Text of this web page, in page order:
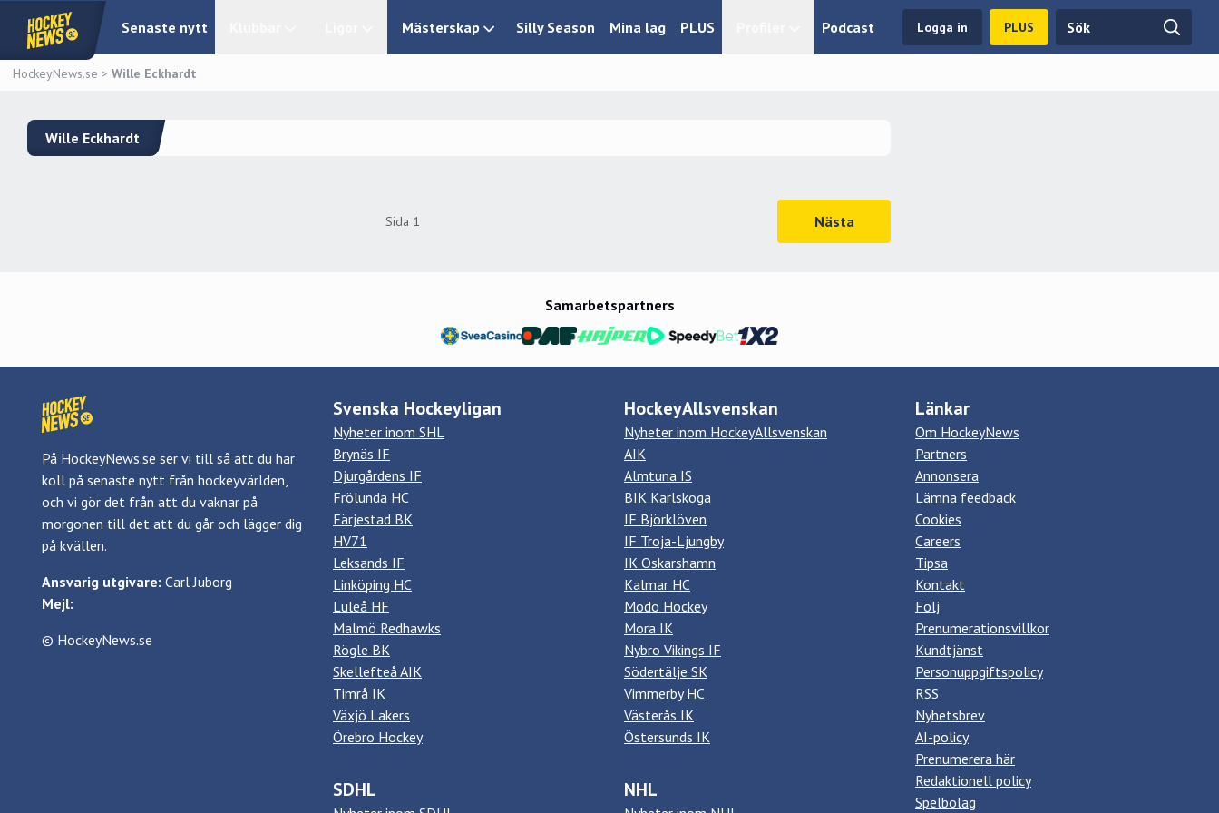
Senaste nytt Mästerskap Silly Season Mina lag PLUS Podcast Logga in PLUS
HockeyNews.se > Wille Eckhardt
Wille Eckhardt
Sida 1 Nästa
Samarbetspartners
På HockeyNews.se ser vi till så att du har
koll på senaste nytt från hockeyvärlden,
och vi gör det från att du vaknar på
morgonen till det att du går och lägger dig
på kvällen.
Ansvarig utgivare: Carl Juborg
Mejl:
© HockeyNews.se
Svenska Hockeyligan
Nyheter inom SHL
Brynäs IF
Djurgårdens IF
Frölunda HC
Färjestad BK
HV71
Leksands IF
Linköping HC
Luleå HF
Malmö Redhawks
Rögle BK
Skellefteå AIK
Timrå IK
Växjö Lakers
Örebro Hockey
SDHL
HockeyAllsvenskan
Nyheter inom HockeyAllsvenskan
AIK
Almtuna IS
BIK Karlskoga
IF Björklöven
IF Troja-Ljungby
IK Oskarshamn
Kalmar HC
Modo Hockey
Mora IK
Nybro Vikings IF
Södertälje SK
Vimmerby HC
Västerås IK
Östersunds IK
NHL
Länkar
Om HockeyNews
Partners
Annonsera
Lämna feedback
Cookies
Careers
Tipsa
Kontakt
Följ
Prenumerationsvillkor
Kundtjänst
Personuppgiftspolicy
RSS
Nyhetsbrev
AI-policy
Prenumerera här
Redaktionell policy
Spelbolag